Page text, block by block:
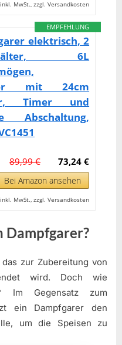
MwSt., zzgl. Versandkosten
EMPFEHLUNG
elektrisch, 2
6L
mit 24cm
Timer und
Abschaltung,
73,24 €
89,99 €
Bei Amazon ansehen
MwSt., zzgl. Versandkosten
zur Zubereitung von
wird. Doch wie
Im Gegensatz zum
ein Dampfgarer den
um die Speisen zu